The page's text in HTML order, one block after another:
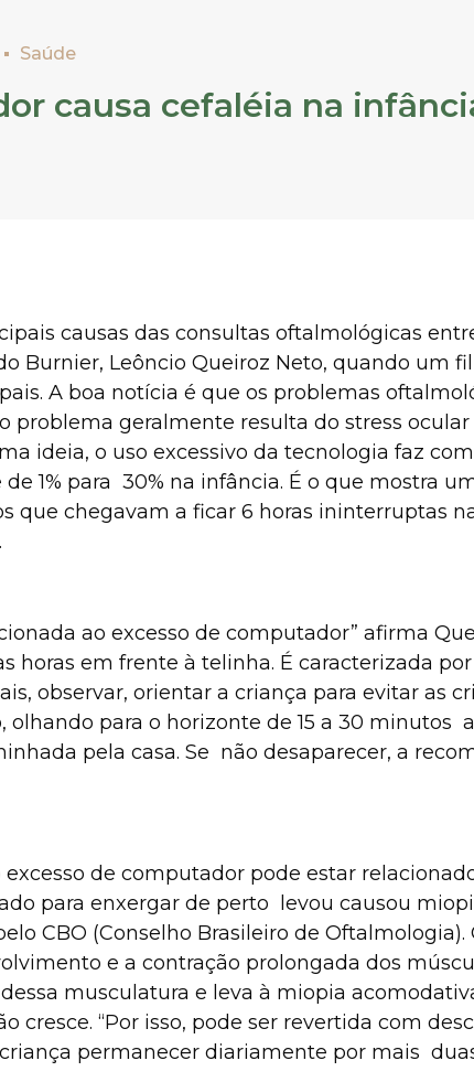
Saúde
causa cefaléia na
causas das consultas oftalmológicas
Burnier, Leôncio Queiroz Neto, quando um
A boa notícia é que os problemas
problema geralmente resulta do stress
ideia, o uso excessivo da tecnologia faz
1% para 30% na infância. É o que mostra
que chegavam a ficar 6 horas ininterruptas
ao excesso de computador” afirma
horas em frente à telinha. É caracterizada
observar, orientar a criança para evitar as
olhando para o horizonte de 15 a 30 minutos
pela casa. Se não desaparecer, a
de computador pode estar
para enxergar de perto levou causou
CBO (Conselho Brasileiro de
e a contração prolongada dos
musculatura e leva à miopia
cresce. “Por isso, pode ser revertida com
permanecer diariamente por mais